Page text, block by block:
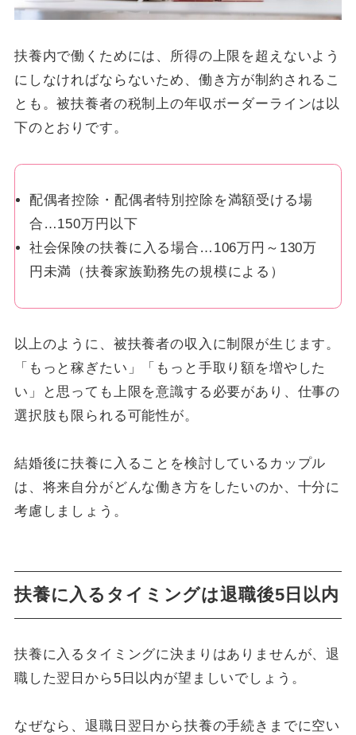
扶養内で働くためには、所得の上限を超えないよう
にしなければならないため、働き方が制約されるこ
とも。被扶養者の税制上の年収ボーダーラインは以
下のとおりです。
配偶者控除・配偶者特別控除を満額受ける場
合…150万円以下
社会保険の扶養に入る場合…106万円～130万
円未満（扶養家族勤務先の規模による）
以上のように、被扶養者の収入に制限が生じます。
「もっと稼ぎたい」「もっと手取り額を増やした
い」と思っても上限を意識する必要があり、仕事の
選択肢も限られる可能性が。
結婚後に扶養に入ることを検討しているカップル
は、将来自分がどんな働き方をしたいのか、十分に
考慮しましょう。
扶養に入るタイミングは退職後5日以内
扶養に入るタイミングに決まりはありませんが、退
職した翌日から5日以内が望ましいでしょう。
なぜなら、退職日翌日から扶養の手続きまでに空い